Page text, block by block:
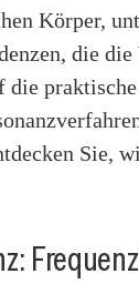
Körper,
die
Sie,